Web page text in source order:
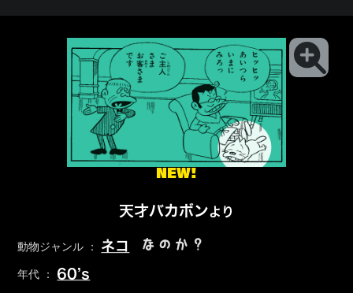
NEW!
天才バカボンより
動物ジャンル ： ネコ なのか？
年代 ： 60’s